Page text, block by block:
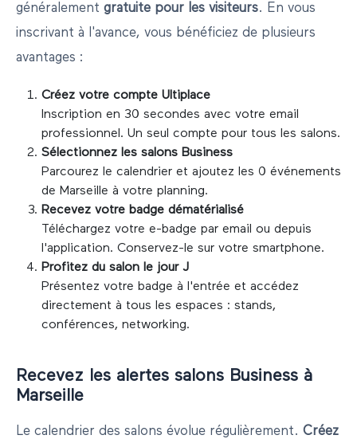
généralement gratuite pour les visiteurs. En vous
inscrivant à l'avance, vous bénéficiez de plusieurs
avantages :
Créez votre compte Ultiplace
Inscription en 30 secondes avec votre email
professionnel. Un seul compte pour tous les salons.
Sélectionnez les salons Business
Parcourez le calendrier et ajoutez les 0 événements
de Marseille à votre planning.
Recevez votre badge dématérialisé
Téléchargez votre e-badge par email ou depuis
l'application. Conservez-le sur votre smartphone.
Profitez du salon le jour J
Présentez votre badge à l'entrée et accédez
directement à tous les espaces : stands,
conférences, networking.
Recevez les alertes salons Business à
Marseille
Le calendrier des salons évolue régulièrement. Créez